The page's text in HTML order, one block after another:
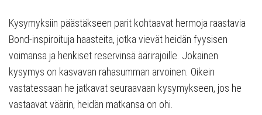
Kysymyksiin päästäkseen parit kohtaavat hermoja raastavia
Bond-inspiroituja haasteita, jotka vievät heidän fyysisen
voimansa ja henkiset reservinsä äärirajoille. Jokainen
kysymys on kasvavan rahasumman arvoinen. Oikein
vastatessaan he jatkavat seuraavaan kysymykseen, jos he
vastaavat väärin, heidän matkansa on ohi.